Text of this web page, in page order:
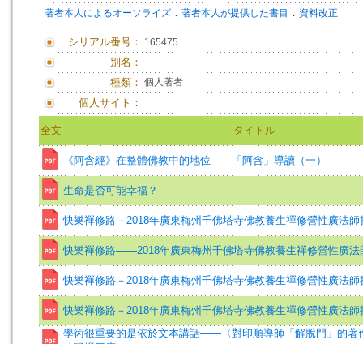
著者本人によるオーソライズ ． 著者本人が提供した書目 ． 資料改正
シリアル番号： 165475
別名：
種類： 個人著者
個人サイト：
全文 タイトル
《阿含經》在整體佛教中的地位——「阿含」導讀（一）
生命是否可能幸福？
快樂禪修路－2018年廣東梅州千佛塔寺佛教養生禪修營性廣法
快樂禪修路——2018年廣東梅州千佛塔寺佛教養生禪修營性廣法
快樂禪修路－2018年廣東梅州千佛塔寺佛教養生禪修營性廣法
快樂禪修路－2018年廣東梅州千佛塔寺佛教養生禪修營性廣法
學術很重要的是依於文本講話——〈對印順導師「解脫門」的著